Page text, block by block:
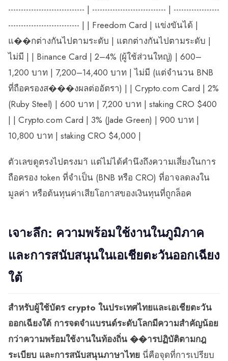
------------------------------ | ----------------------------- | ------------------
---------------------------- | | Freedom Card | แข่งขันได้ |
แ��กต่างกันไปตามระดับ | แตกต่างกันไปตามระดับ |
ไม่มี | | Binance Card | 2–4% (ผู้ใช้ส่วนใหญ่) | 600–
1,200 บาท | 7,200–14,400 บาท | ไม่มี (แต่จำนวน BNB
ที่ถือครองส���งผลต่ออัตรา) | | Crypto.com Card | 2%
(Ruby Steel) | 600 บาท | 7,200 บาท | staking CRO $400
| | Crypto.com Card | 3% (Jade Green) | 900 บาท |
10,800 บาท | staking CRO $4,000 |
ตัวเลขดูตรงไปตรงมา แต่ไม่ได้คำนึงถึงความเสี่ยงในการ
ถือครอง token ที่จำเป็น (BNB หรือ CRO) ที่อาจลดลงใน
มูลค่า หรือต้นทุนค่าเสียโอกาสของเงินทุนที่ถูกล็อค
เจาะลึก: ความพร้อมใช้งานในภูมิภาค
และการสนับสนุนในเอเชียตะวันออกเฉียง
ใต้
สำหรับผู้ใช้บัตร crypto ในประเทศไทยและเอเชียตะวัน
ออกเฉียงใต้ การจดจำแบรนด์ระดับโลกมีความสำคัญน้อย
กว่าความพร้อมใช้งานในท้องถิ่น ��ารปฏิบัติตามกฎ
ระเบียบ และการสนับสนุนภาษาไทย นี่คือจุดที่การเปรียบ